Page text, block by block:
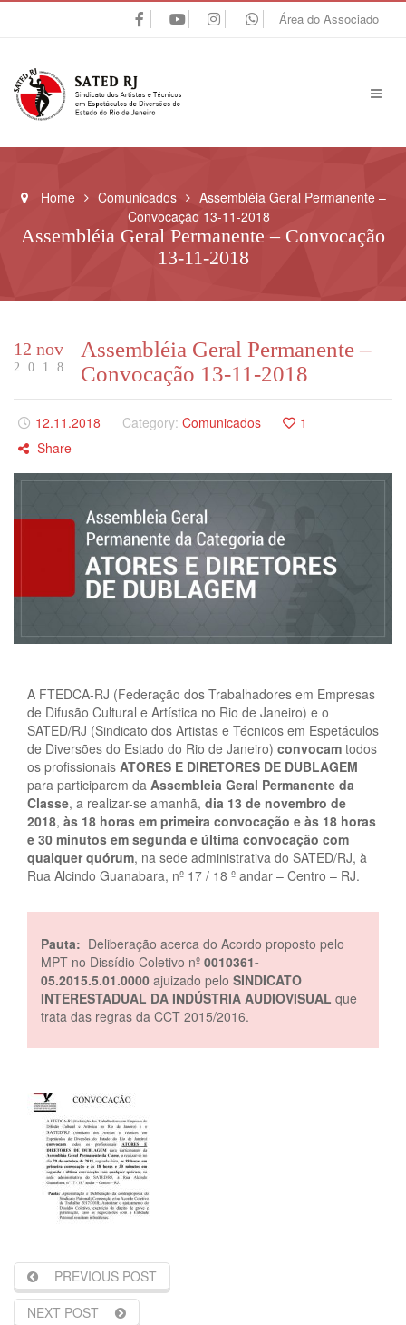
Área do Associado
Home Comunicados
Assembléia Geral Permanente –
Convocação 13-11-2018
Assembléia Geral Permanente – Convocação
13-11-2018
12 nov
2018
Assembléia Geral Permanente –
Convocação 13-11-2018
12.11.2018 Category: Comunicados
1
Share
A FTEDCA-RJ (Federação dos Trabalhadores em Empresas
de Difusão Cultural e Artística no Rio de Janeiro) e o
SATED/RJ (Sindicato dos Artistas e Técnicos em Espetáculos
de Diversões do Estado do Rio de Janeiro) convocam todos
os profissionais ATORES E DIRETORES DE DUBLAGEM
para participarem da Assembleia Geral Permanente da
Classe, a realizar-se amanhã, dia 13 de novembro de
2018, às 18 horas em primeira convocação e às 18 horas
e 30 minutos em segunda e última convocação com
qualquer quórum, na sede administrativa do SATED/RJ, à
Rua Alcindo Guanabara, nº 17 / 18 º andar – Centro – RJ.
Pauta: Deliberação acerca do Acordo proposto pelo
MPT no Dissídio Coletivo nº 0010361-
05.2015.5.01.0000 ajuizado pelo SINDICATO
INTERESTADUAL DA INDÚSTRIA AUDIOVISUAL que
trata das regras da CCT 2015/2016.
PREVIOUS POST
NEXT POST